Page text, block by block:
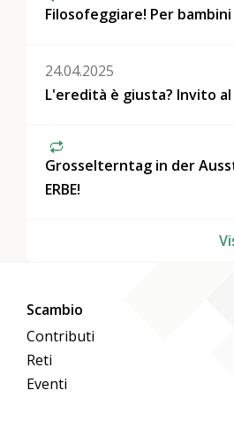
Filosofeggiare! Per
24.04.2025
L'eredità è giusta? Invito
Grosselterntag in der
ERBE!
Scambio
Contributi
Reti
Eventi